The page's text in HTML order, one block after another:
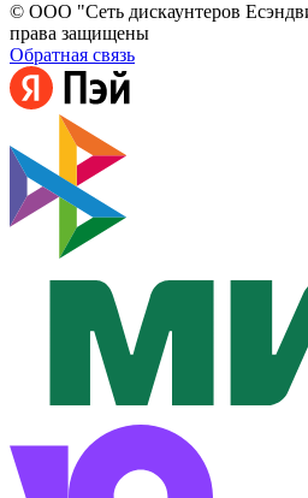
© ООО "Сеть дискаунтеров
права защищены
Обратная связь